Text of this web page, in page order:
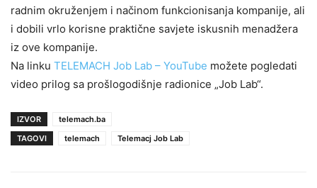
radnim okruženjem i načinom funkcionisanja kompanije, ali
i dobili vrlo korisne praktične savjete iskusnih menadžera
iz ove kompanije.
Na linku TELEMACH Job Lab – YouTube možete pogledati
video prilog sa prošlogodišnje radionice „Job Lab“.
IZVOR
telemach.ba
TAGOVI
telemach Telemacj Job Lab